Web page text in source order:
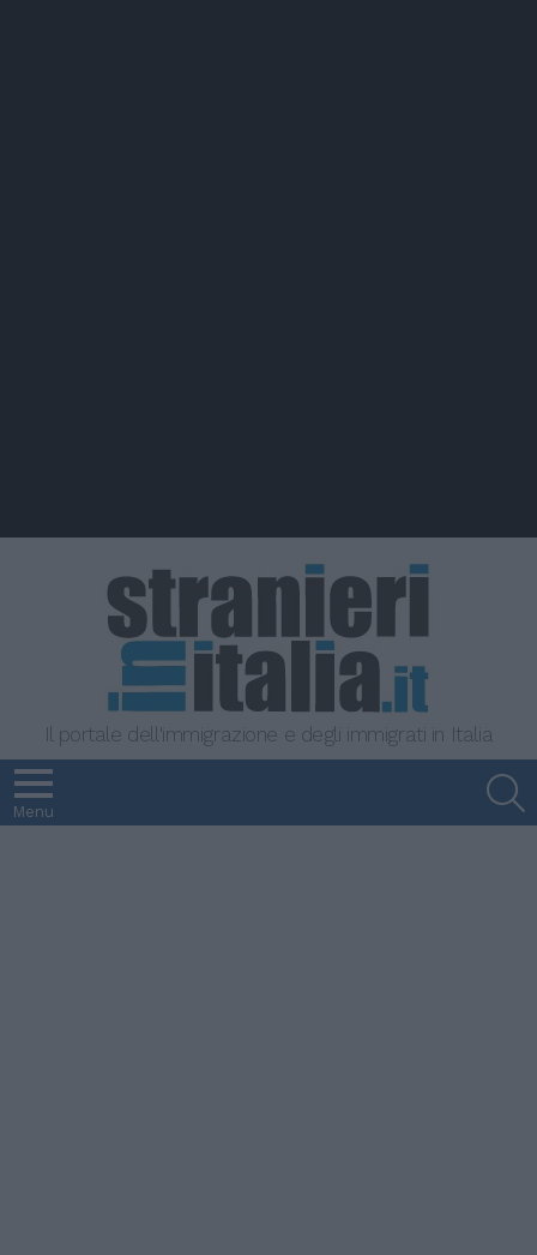
Il portale dell'immigrazione e degli immigrati in Italia
Menu